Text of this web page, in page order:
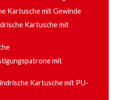
Kartusche mit Gewinde
Kartusche mit
mit
Kartusche mit PU-